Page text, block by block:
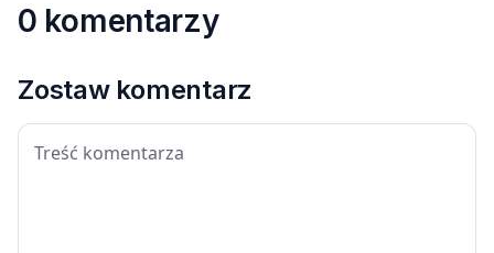
0 komentarzy
Zostaw komentarz